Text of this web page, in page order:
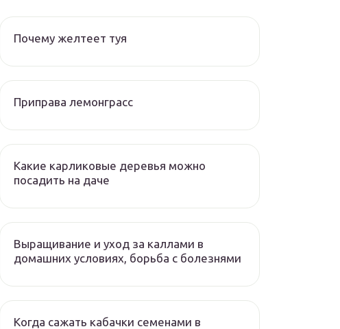
Почему желтеет туя
Приправа лемонграсс
Какие карликовые деревья можно
посадить на даче
Выращивание и уход за каллами в
домашних условиях, борьба с болезнями
Когда сажать кабачки семенами в